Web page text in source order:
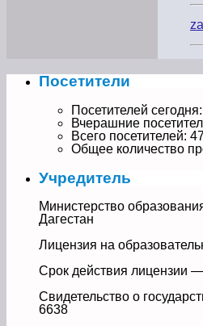
Посетители
Посетителей сегодня:
Вчерашние
Всего посетителей:
Общее количество
Учредитель
Министерство
Дагестан
Лицензия на
Срок действия лицензии
Свидетельство о
6638